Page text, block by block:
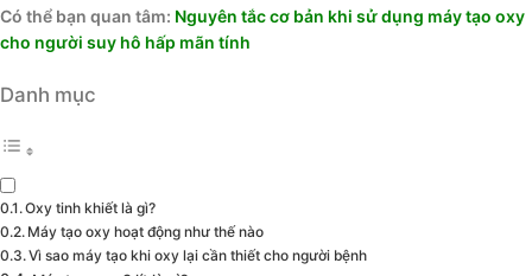
Có thể bạn quan tâm: Nguyên tắc cơ bản khi sử dụng máy tạo oxy
cho người suy hô hấp mãn tính
Danh mục
Oxy tinh khiết là gì?
Máy tạo oxy hoạt động như thế nào
Vì sao máy tạo khi oxy lại cần thiết cho người bệnh